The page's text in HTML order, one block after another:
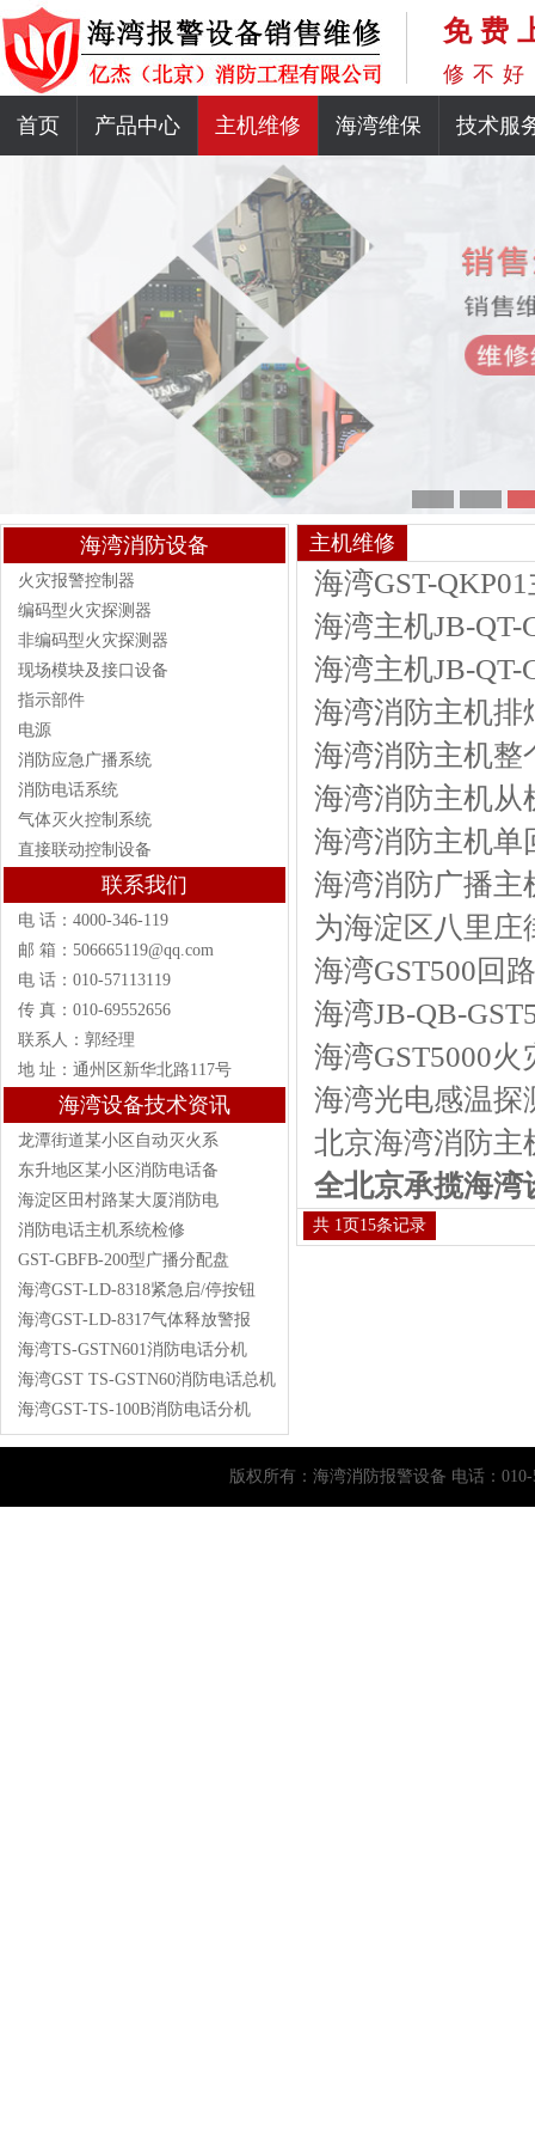
免费
修不
首页 产品中心 主机维修 海湾维保 技术服
海湾消防设备
火灾报警控制器
编码型火灾探测器
非编码型火灾探测器
现场模块及接口设备
指示部件
电源
消防应急广播系统
消防电话系统
气体灭火控制系统
直接联动控制设备
联系我们
电 话：4000-346-119
邮 箱：506665119@qq.com
电 话：010-57113119
传 真：010-69552656
联系人：郭经理
地 址：通州区新华北路117号
海湾设备技术资讯
龙潭街道某小区自动灭火系
东升地区某小区消防电话备
海淀区田村路某大厦消防电
消防电话主机系统检修
GST-GBFB-200型广播分配盘
海湾GST-LD-8318紧急启/停按钮
海湾GST-LD-8317气体释放警报
海湾TS-GSTN601消防电话分机
海湾GST TS-GSTN60消防电话总机
海湾GST-TS-100B消防电话分机
主机维修
海湾GST-
海湾主机JB-QT-
海湾主机JB-QT-
海湾消防主机排
海湾消防主机整
海湾消防主机从
海湾消防主机单
海湾消防广播主
为海淀区八里
海湾GST500回
海湾JB-QB-
海湾GST5000
海湾光电感温探
北京海湾消防主
全北京承揽海湾
共 1页15条记录
版权所有： 海湾消防报警设备 电话：